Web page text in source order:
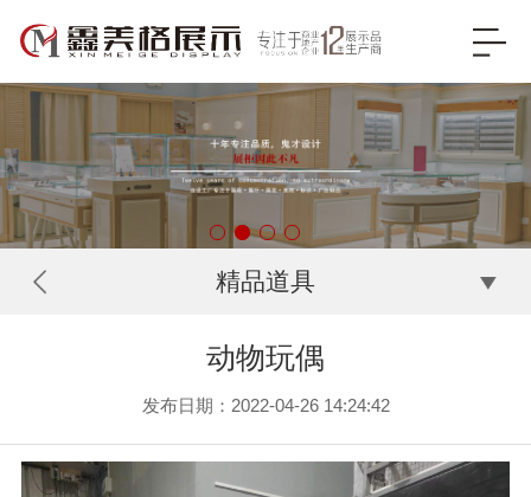
精品道具
动物玩偶
发布日期：2022-04-26 14:24:42